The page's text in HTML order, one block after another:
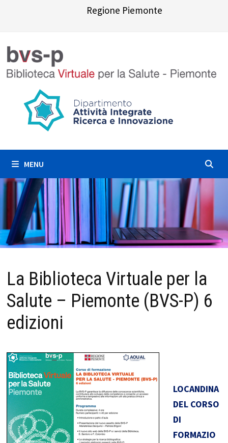
Regione Piemonte
MENU
La Biblioteca Virtuale per la
Salute – Piemonte (BVS-P) 6
edizioni
LOCANDINA
DEL CORSO
DI
FORMAZIO